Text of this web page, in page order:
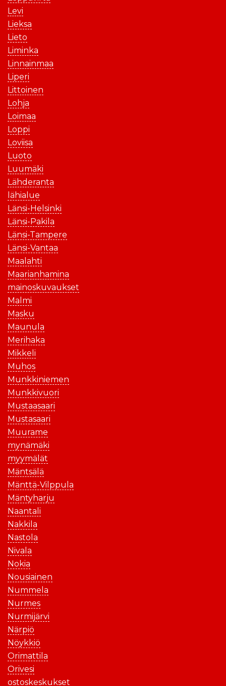
Levi
Lieksa
Lieto
Liminka
Linnainmaa
Liperi
Littoinen
Lohja
Loimaa
Loppi
Loviisa
Luoto
Luumäki
Lähderanta
lähialue
Länsi-Helsinki
Länsi-Pakila
Länsi-Tampere
Länsi-Vantaa
Maalahti
Maarianhamina
mainoskuvaukset
Malmi
Masku
Maunula
Merihaka
Mikkeli
Muhos
Munkkiniemen
Munkkivuori
Mustaasaari
Mustasaari
Muurame
mynämäki
myymälät
Mäntsälä
Mänttä-Vilppula
Mäntyharju
Naantali
Nakkila
Nastola
Nivala
Nokia
Nousiainen
Nummela
Nurmes
Nurmijärvi
Närpiö
Nöykkiö
Orimattila
Orivesi
ostoskeskukset